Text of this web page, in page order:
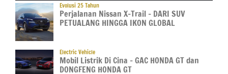
Evolusi 25 Tahun
Perjalanan Nissan X-Trail – DARI SUV
PETUALANG HINGGA IKON GLOBAL
Electric Vehicle
Mobil Listrik Di Cina – GAC HONDA GT dan
DONGFENG HONDA GT